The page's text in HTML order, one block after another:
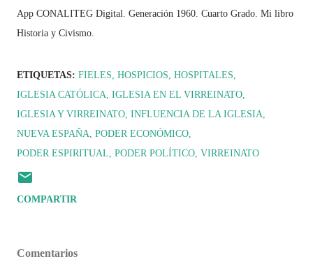
App CONALITEG Digital. Generación 1960. Cuarto Grado. Mi libro
Historia y Civismo.
ETIQUETAS: FIELES HOSPICIOS HOSPITALES
IGLESIA CATÓLICA IGLESIA EN EL VIRREINATO
IGLESIA Y VIRREINATO INFLUENCIA DE LA IGLESIA
NUEVA ESPAÑA PODER ECONÓMICO
PODER ESPIRITUAL PODER POLÍTICO VIRREINATO
COMPARTIR
Comentarios